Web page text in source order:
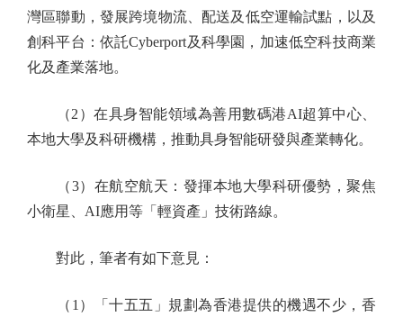
灣區聯動，發展跨境物流、配送及低空運輸試點，以及
創科平台：依託Cyberport及科學園，加速低空科技商業
化及產業落地。
（2）在具身智能領域為善用數碼港AI超算中心、
本地大學及科研機構，推動具身智能研發與產業轉化。
（3）在航空航天：發揮本地大學科研優勢，聚焦
小衛星、AI應用等「輕資產」技術路線。
對此，筆者有如下意見：
（1）「十五五」規劃為香港提供的機遇不少，香